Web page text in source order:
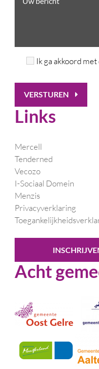
Ik ga akkoord met
VERSTUREN
Links
Mercell
Tenderned
Vecozo
I-Sociaal Domein
Menzis
Privacyverklaring
Acht